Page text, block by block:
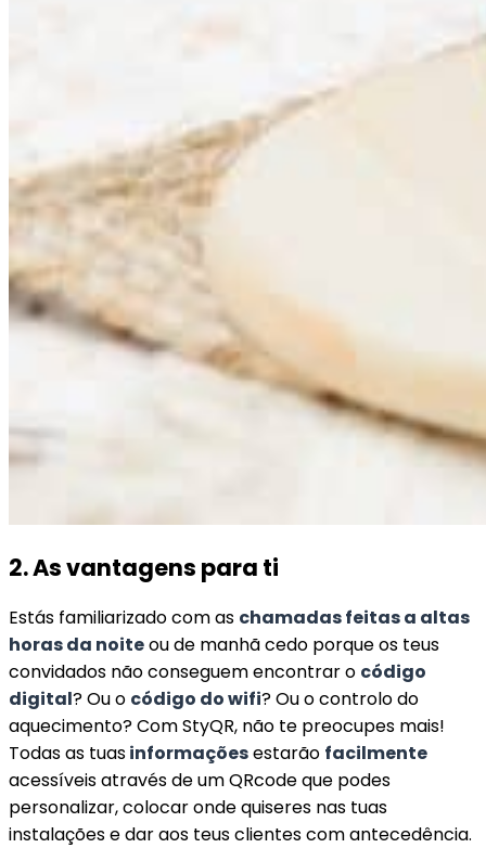
2. As vantagens para ti
Estás familiarizado com as chamadas feitas a altas
horas da noiteou de manhã cedo porque os teus
convidados não conseguem encontrar o código
digital? Ou o código do wifi? Ou o controlo do
aquecimento? Com StyQR, não te preocupes mais!
Todas as tuasinformaçõesestarão facilmente
acessíveis através de um QRcode que podes
personalizar, colocar onde quiseres nas tuas
instalações e dar aos teus clientes com antecedência.